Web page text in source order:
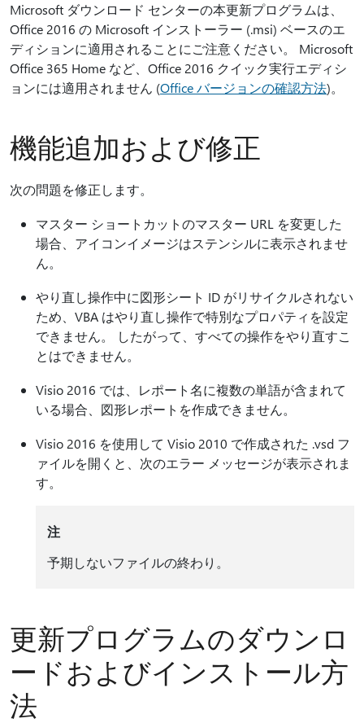
Microsoft ダウンロード センターの本更新プログラムは、
Office 2016 の Microsoft インストーラー (.msi) ベースのエ
ディションに適用されることにご注意ください。 Microsoft
Office 365 Home など、Office 2016 クイック実行エディシ
ョンには適用されません (Office バージョンの確認方法)。
機能追加および修正
次の問題を修正します。
マスター ショートカットのマスター URL を変更した
場合、アイコンイメージはステンシルに表示されませ
ん。
やり直し操作中に図形シート ID がリサイクルされない
ため、VBA はやり直し操作で特別なプロパティを設定
できません。 したがって、すべての操作をやり直すこ
とはできません。
Visio 2016 では、レポート名に複数の単語が含まれて
いる場合、図形レポートを作成できません。
Visio 2016 を使用して Visio 2010 で作成された .vsd フ
ァイルを開くと、次のエラー メッセージが表示されま
す。
注
予期しないファイルの終わり。
更新プログラムのダウンロ
ードおよびインストール方
法